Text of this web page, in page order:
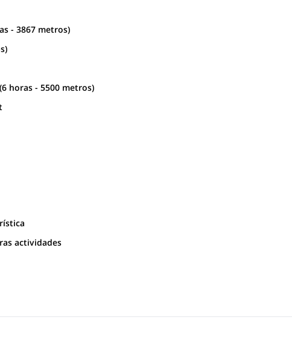
- 3867 metros)
horas - 5500 metros)
actividades